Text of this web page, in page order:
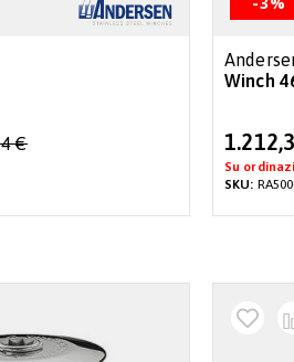
€
Winch
Special
Price
Su
SKU: